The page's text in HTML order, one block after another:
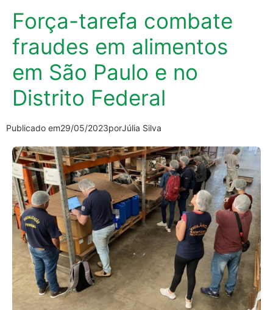
Força-tarefa combate
fraudes em alimentos
em São Paulo e no
Distrito Federal
Publicado em29/05/2023porJúlia Silva